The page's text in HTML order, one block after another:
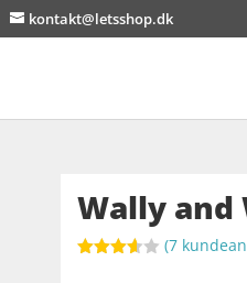
kontakt@letsshop.dk
Wally and
(7